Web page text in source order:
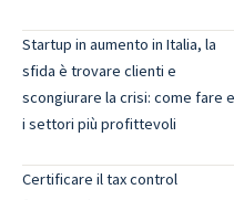
Startup in aumento in Italia, la
sfida è trovare clienti e
scongiurare la crisi: come fare e
i settori più profittevoli
Certificare il tax control